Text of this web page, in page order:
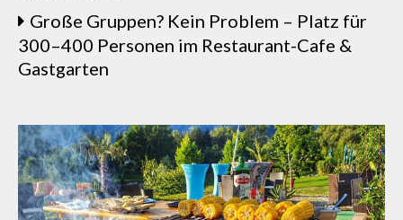
Große Gruppen? Kein Problem – Platz für
300–400 Personen im Restaurant-Cafe &
Gastgarten